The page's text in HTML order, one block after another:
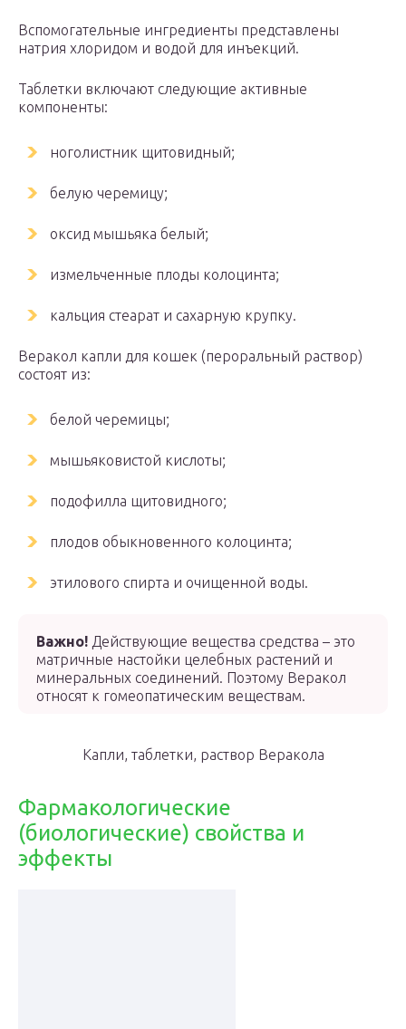
Вспомогательные ингредиенты представлены
натрия хлоридом и водой для инъекций.
Таблетки включают следующие активные
компоненты:
ноголистник щитовидный;
белую черемицу;
оксид мышьяка белый;
измельченные плоды колоцинта;
кальция стеарат и сахарную крупку.
Веракол капли для кошек (пероральный раствор)
состоят из:
белой черемицы;
мышьяковистой кислоты;
подофилла щитовидного;
плодов обыкновенного колоцинта;
этилового спирта и очищенной воды.
Важно! Действующие вещества средства – это
матричные настойки целебных растений и
минеральных соединений. Поэтому Веракол
относят к гомеопатическим веществам.
Капли, таблетки, раствор Веракола
Фармакологические
(биологические) свойства и
эффекты